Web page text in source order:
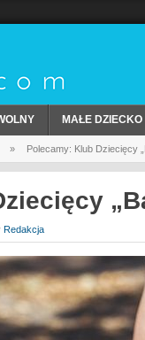
MAŁE DZIECKO
» Polecamy: Klub Dziecięcy
Redakcja